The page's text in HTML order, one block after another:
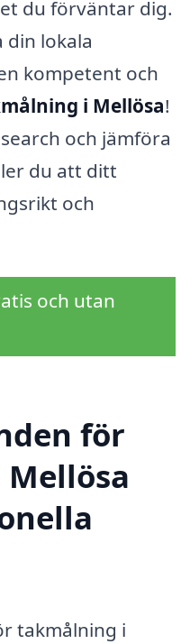
du förväntar dig.
din lokala
kompetent och
i Mellösa!
och jämföra
du att ditt
och
och utan
för
takmålning i